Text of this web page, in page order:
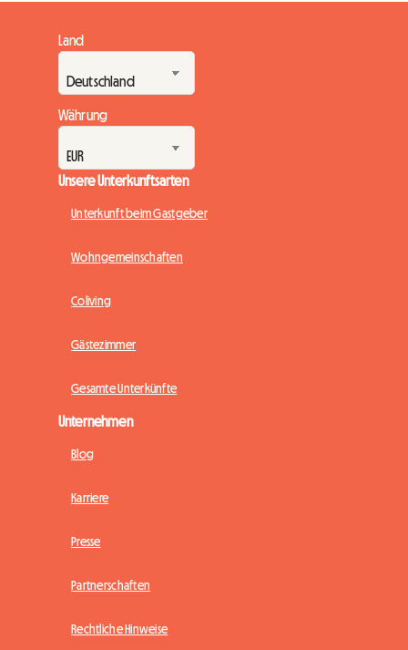
Land
Währung
Unsere Unterkunftsarten
Unterkunft beim Gastgeber
Wohngemeinschaften
Coliving
Gästezimmer
Gesamte Unterkünfte
Unternehmen
Blog
Karriere
Presse
Partnerschaften
Rechtliche Hinweise